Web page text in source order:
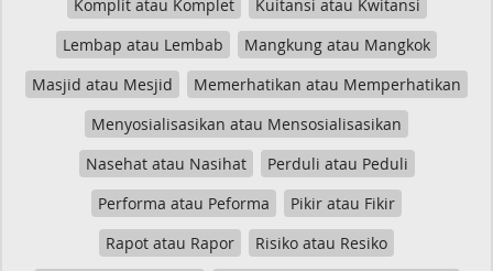
Komplit atau Komplet
Kuitansi atau Kwitansi
Lembap atau Lembab
Mangkung atau Mangkok
Masjid atau Mesjid
Memerhatikan atau Memperhatikan
Menyosialisasikan atau Mensosialisasikan
Nasehat atau Nasihat
Perduli atau Peduli
Performa atau Peforma
Pikir atau Fikir
Rapot atau Rapor
Risiko atau Resiko